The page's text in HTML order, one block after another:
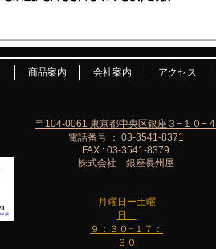
商品案内 会社案内 アクセス
月曜日ー土曜
日
９：３０−１７：
３０
〒104-0061 東京都中央区銀座３−１０−４
電話番号 ： 03-3541-8371
FAX : 03-3541-8379
株式会社 銀座長州屋